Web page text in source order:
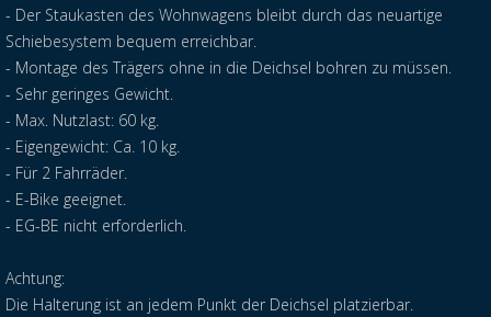
- Der Staukasten des Wohnwagens bleibt durch das neuartige
Schiebesystem bequem erreichbar.
- Montage des Trägers ohne in die Deichsel bohren zu müssen.
- Sehr geringes Gewicht.
- Max. Nutzlast: 60 kg.
- Eigengewicht: Ca. 10 kg.
- Für 2 Fahrräder.
- E-Bike geeignet.
- EG-BE nicht erforderlich.
Achtung:
Die Halterung ist an jedem Punkt der Deichsel platzierbar.